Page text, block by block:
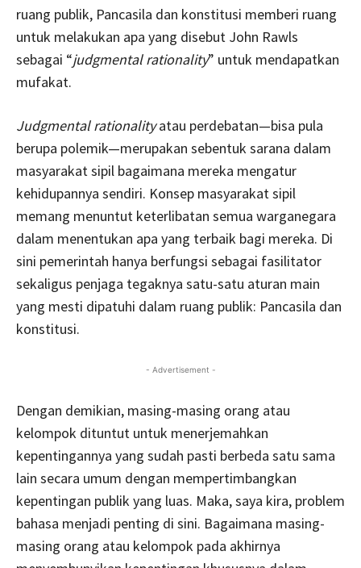
ruang publik, Pancasila dan konstitusi memberi ruang
untuk melakukan apa yang disebut John Rawls
sebagai “judgmental rationality” untuk mendapatkan
mufakat.
Judgmental rationalityatau perdebatan—bisa pula
berupa polemik—merupakan sebentuk sarana dalam
masyarakat sipil bagaimana mereka mengatur
kehidupannya sendiri. Konsep masyarakat sipil
memang menuntut keterlibatan semua warganegara
dalam menentukan apa yang terbaik bagi mereka. Di
sini pemerintah hanya berfungsi sebagai fasilitator
sekaligus penjaga tegaknya satu-satu aturan main
yang mesti dipatuhi dalam ruang publik: Pancasila dan
konstitusi.
- Advertisement -
Dengan demikian, masing-masing orang atau
kelompok dituntut untuk menerjemahkan
kepentingannya yang sudah pasti berbeda satu sama
lain secara umum dengan mempertimbangkan
kepentingan publik yang luas. Maka, saya kira, problem
bahasa menjadi penting di sini. Bagaimana masing-
masing orang atau kelompok pada akhirnya